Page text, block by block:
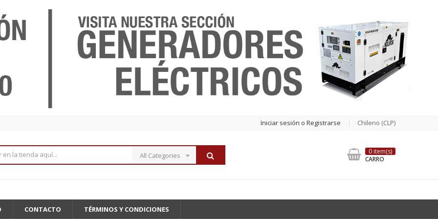
Iniciar sesión o Registrarse Chileno (CLP)
All Categories
0 item(s)
CARRO
CONTACTO TÉRMINOS Y CONDICIONES